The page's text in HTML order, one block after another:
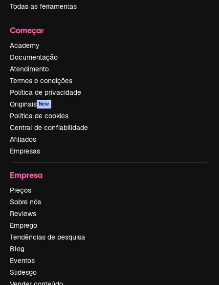
Todas as ferramentas
Começar
Academy
Documentação
Atendimento
Termos e condições
Política de privacidade
Originais New
Política de cookies
Central de confiabilidade
Afiliados
Empresas
Empresa
Preços
Sobre nós
Reviews
Emprego
Tendências de pesquisa
Blog
Eventos
Slidesgo